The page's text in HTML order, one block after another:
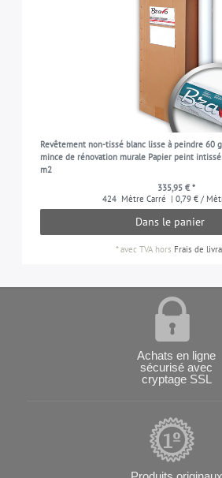
Revêtement non-tissé blanc lisse à peindre 60
mince de rénovation murale Papier peint
m2
335,95 € *
424 Mètre Carré | 0,79 € /
Dans le panier
*avec TVAhors Frais de
Achats en ligne
sécurisé avec
cryptage SSL